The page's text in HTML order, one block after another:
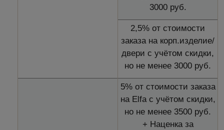
3000 руб.
2,5% от стоимости
заказа на корп.изделие/
двери с учётом скидки,
но не менее 3000 руб.
5% от стоимости заказа
на Elfa с учётом скидки,
но не менее 3500 руб.
+ Наценка за